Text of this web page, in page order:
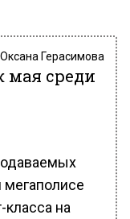
Оксана Герасимова
мая среди
мегаполисе
на